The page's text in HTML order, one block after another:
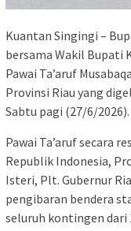
Kuantan Singingi –
bersama Wakil Bupati
Pawai Ta’aruf
Provinsi Riau yang
Sabtu pagi (27/6/2026).
Pawai Ta’aruf secara
Republik Indonesia,
Isteri, Plt. Gubernur
pengibaran bendera
seluruh kontingen dari